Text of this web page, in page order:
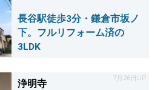
長谷駅徒歩3分・鎌倉市坂ノ
下。フルリフォーム済の
3LDK
7月26日UP
浄明寺